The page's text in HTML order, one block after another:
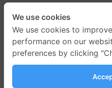
ถนนพญาไท แขวงวังใหม่ เขตปทุ
We use cookies
We use cookies to
performance on our
preferences by clicking